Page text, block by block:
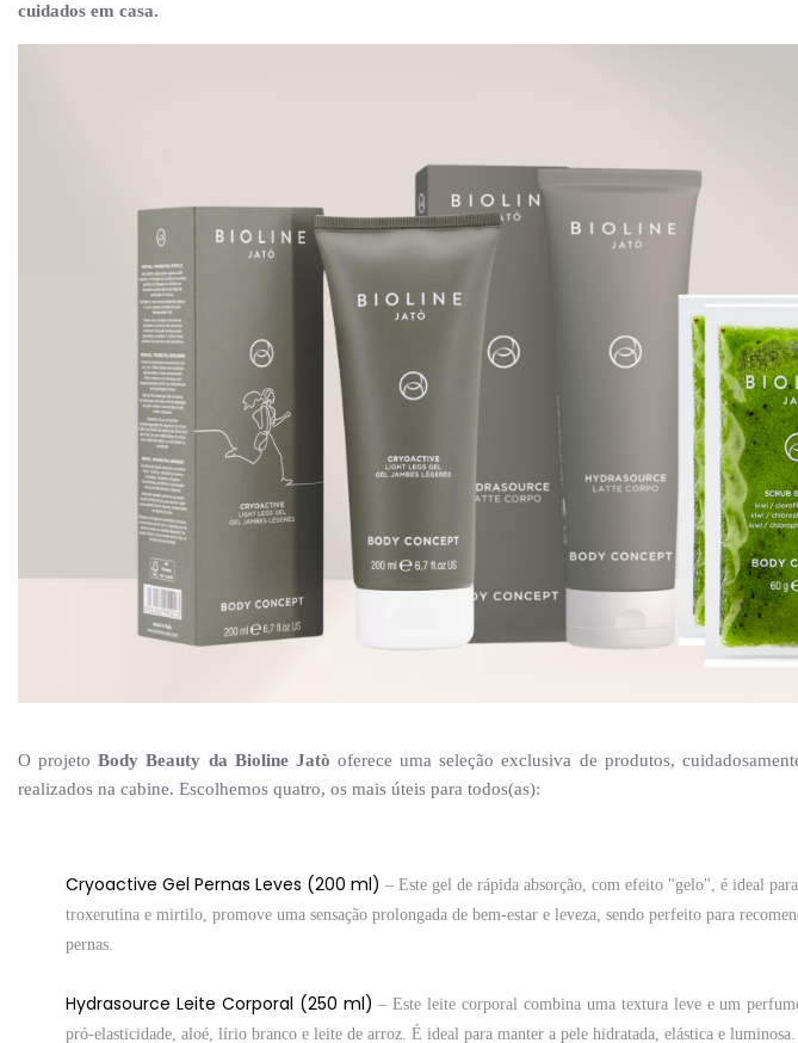
cuidados em casa.
O projetoBody Beauty da Bioline Jatò oferece uma seleção exclusiva de produtos,
realizados na cabine. Escolhemos quatro, os mais úteis para todos(as):
Cryoactive Gel Pernas Leves (200 ml) – Este gel de rápida absorção, com efeito "gelo", é ideal
troxerutina e mirtilo, promove uma sensação prolongada de bem-estar e leveza, sendo perfeito para
pernas.
Hydrasource Leite Corporal (250 ml) – Este leite corporal combina uma textura leve e um
pró-elasticidade, aloé, lírio branco e leite de arroz. É ideal para manter a pele hidratada, elástica e luminosa.